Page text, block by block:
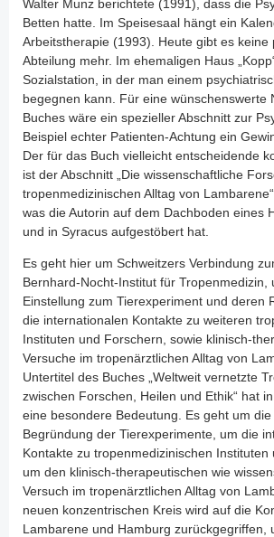
Walter Munz berichtete (1991), dass die
Betten hatte. Im Speisesaal hängt ein
Arbeitstherapie (1993). Heute gibt es keine
Abteilung mehr. Im ehemaligen Haus
Sozialstation, in der man einem
begegnen kann. Für eine wünschenswerte
Buches wäre ein spezieller Abschnitt zur
Beispiel echter Patienten-Achtung ein
Der für das Buch vielleicht entscheidende
ist der Abschnitt „Die wissenschaftliche
tropenmedizinischen Alltag von
was die Autorin auf dem Dachboden eines
und in Syracus aufgestöbert hat.
Es geht hier um Schweitzers Verbindung
Bernhard-Nocht-Institut für Tropenmedizin,
Einstellung zum Tierexperiment und deren
die internationalen Kontakte zu weiteren
Instituten und Forschern, sowie klinisch-
Versuche im tropenärztlichen Alltag von
Untertitel des Buches „Weltweit vernetzte
zwischen Forschen, Heilen und Ethik“ hat
eine besondere Bedeutung. Es geht um
Begründung der Tierexperimente, um die
Kontakte zu tropenmedizinischen Instituten
um den klinisch-therapeutischen wie
Versuch im tropenärztlichen Alltag von
neuen konzentrischen Kreis wird auf die
Lambarene und Hamburg zurückgegriffen,